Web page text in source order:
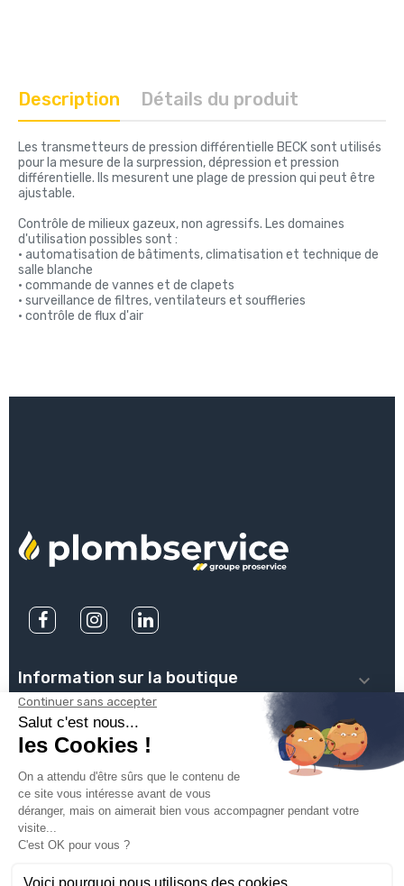
Description Détails du produit
Les transmetteurs de pression différentielle BECK sont utilisés
pour la mesure de la surpression, dépression et pression
différentielle. Ils mesurent une plage de pression qui peut être
ajustable.
Contrôle de milieux gazeux, non agressifs. Les domaines
d'utilisation possibles sont :
• automatisation de bâtiments, climatisation et technique de
salle blanche
• commande de vannes et de clapets
• surveillance de filtres, ventilateurs et souffleries
• contrôle de flux d'air
Information sur la boutique 
PLOMBSERVICE 
INFOS PRATIQUES 
VOTRE COMPTE 